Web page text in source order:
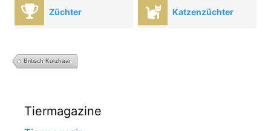
Züchter Katzenzüchter
Britisch Kurzhaar
Tiermagazine